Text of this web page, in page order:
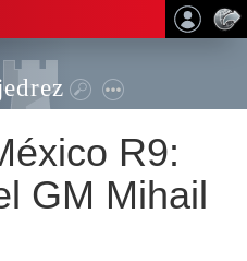
R9:
GM Mihail